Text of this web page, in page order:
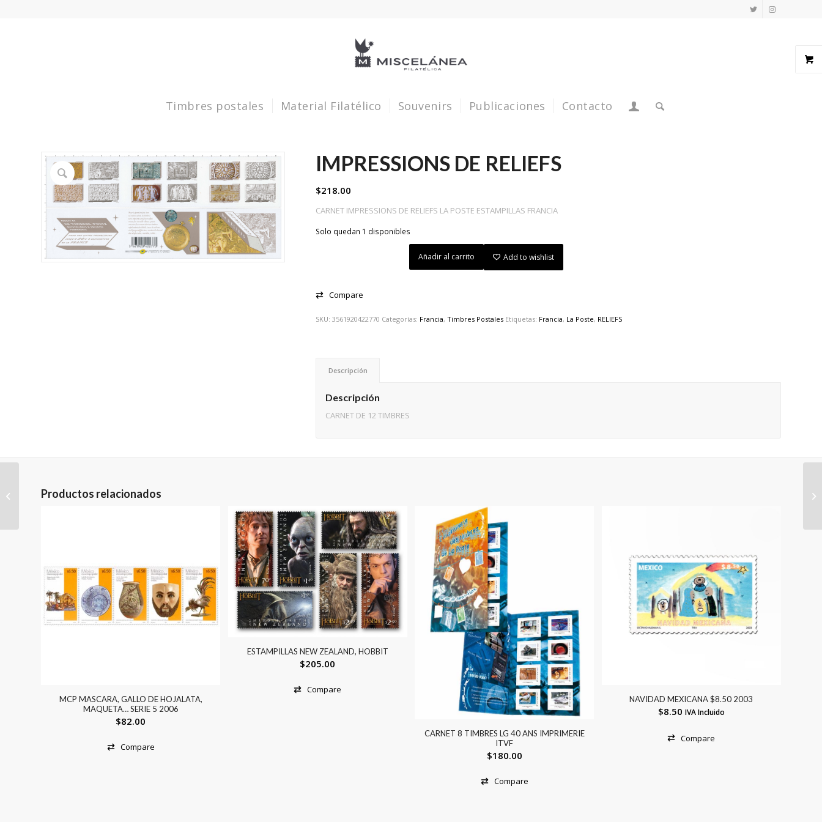
Timbres postales Material Filatélico Souvenirs Publicaciones Contacto
IMPRESSIONS DE RELIEFS
$218.00
CARNET IMPRESSIONS DE RELIEFS LA POSTE ESTAMPILLAS FRANCIA
Solo quedan 1 disponibles
Añadir al carrito Add to wishlist
Compare
SKU:3561920422770 Categorías: Francia,Timbres Postales Etiquetas: Francia, La Poste, RELIEFS
Descripción
Descripción
CARNET DE 12 TIMBRES
Productos relacionados
MCP MASCARA, GALLO DE HOJALATA,
MAQUETA… SERIE 5 2006
$82.00
Compare
ESTAMPILLAS NEW ZEALAND, HOBBIT
$205.00
Compare
CARNET 8 TIMBRES LG 40 ANS IMPRIMERIE
ITVF
$180.00
Compare
NAVIDAD MEXICANA $8.50 2003
$8.50 IVA Incluido
Compare
ROYAL MAIL 500 STAMP